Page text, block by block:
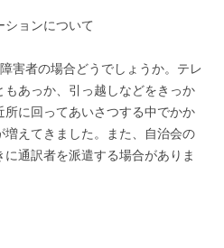
ションについて
害者の場合どうでしょうか。テレ
もあっか、引っ越しなどをきっか
に回ってあいさつする中でかか
えてきました。また、自治会の
通訳者を派遣する場合がありま